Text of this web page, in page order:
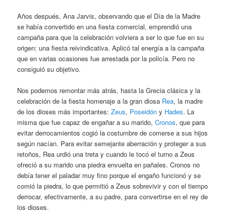
Años después, Ana Jarvis, observando que el Día de la Madre
se había convertido en una fiesta comercial, emprendió una
campaña para que la celebración volviera a ser lo que fue en su
origen: una fiesta reivindicativa. Aplicó tal energía a la campaña
que en varias ocasiones fue arrestada por la policía. Pero no
consiguió su objetivo.
Nos podemos remontar más atrás, hasta la Grecia clásica y la
celebración de la fiesta homenaje a la gran diosa Rea, la madre
de los dioses más importantes:Zeus, Poseidón y Hades. La
misma que fue capaz de engañar a su marido,Cronos, que para
evitar derrocamientos cogió la costumbre de comerse a sus hijos
según nacían. Para evitar semejante aberración y proteger a sus
retoños, Rea urdió una treta y cuando le tocó el turno a Zeus
ofreció a su marido una piedra envuelta en pañales. Cronos no
debía tener el paladar muy fino porque el engaño funcionó y se
comió la piedra, lo que permitió a Zeus sobrevivir y con el tiempo
derrocar, efectivamente, a su padre, para convertirse en el rey de
los dioses.